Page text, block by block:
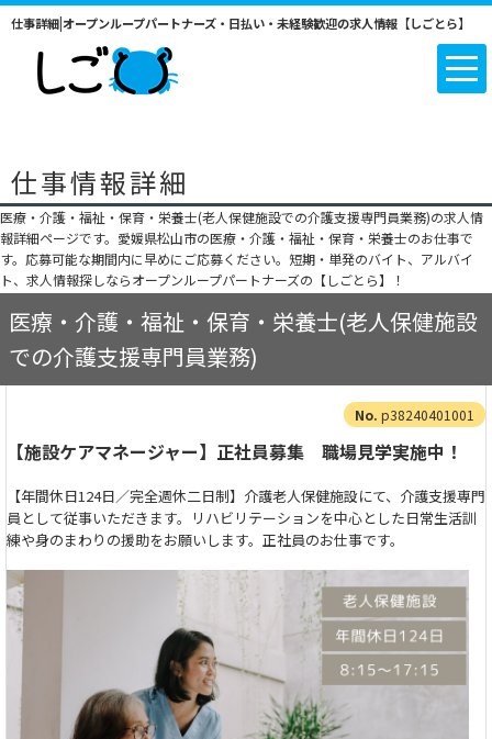
仕事詳細|オープンループパートナーズ・日払い・未経験歓迎の求人情報【しごとら】
仕事情報詳細
医療・介護・福祉・保育・栄養士(老人保健施設での介護支援専門員業務)の求人情
報詳細ページです。愛媛県松山市の医療・介護・福祉・保育・栄養士のお仕事で
す。応募可能な期間内に早めにご応募ください。短期・単発のバイト、アルバイ
ト、求人情報探しならオープンループパートナーズの【しごとら】！
医療・介護・福祉・保育・栄養士(老人保健施設
での介護支援専門員業務)
p38240401001
【施設ケアマネージャー】正社員募集 職場見学実施中！
【年間休日124日／完全週休二日制】介護老人保健施設にて、介護支援専門
員として従事いただきます。リハビリテーションを中心とした日常生活訓
練や身のまわりの援助をお願いします。正社員のお仕事です。